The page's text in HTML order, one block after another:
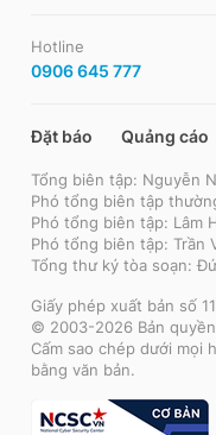
Hotline
0906 645 777
Đặt báo Quảng cáo
Tổng biên tập: Nguyễn
Phó tổng biên tập
Phó tổng biên tập: Lâm
Phó tổng biên tập: Trần
Tổng thư ký tòa soạn:
Giấy phép xuất bản số
© 2003-2026 Bản
Cấm sao chép dưới mọi
bằng văn bản.